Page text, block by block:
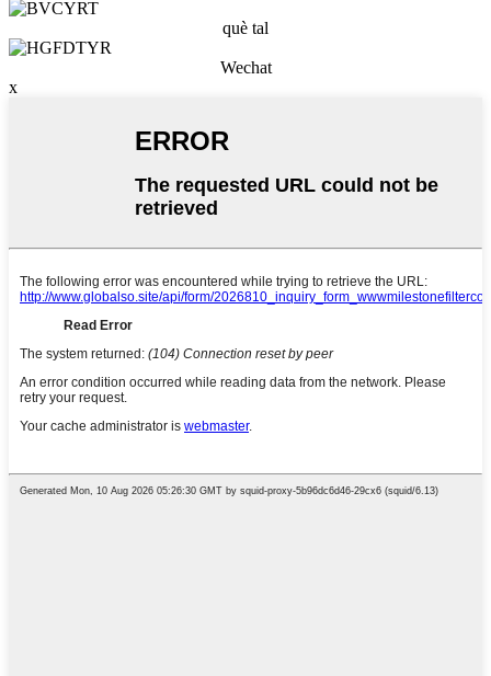
què tal
Wechat
x